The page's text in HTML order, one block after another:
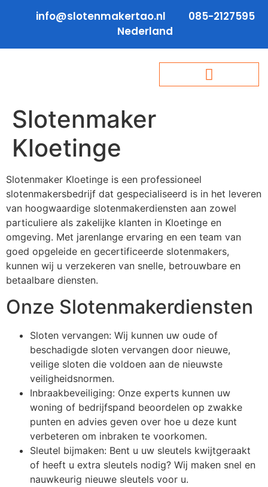
info@slotenmakertao.nl
085-2127595
Nederland
Slotenmaker
Kloetinge
Slotenmaker Kloetinge is een professioneel
slotenmakersbedrijf dat gespecialiseerd is in het leveren
van hoogwaardige slotenmakerdiensten aan zowel
particuliere als zakelijke klanten in Kloetinge en
omgeving. Met jarenlange ervaring en een team van
goed opgeleide en gecertificeerde slotenmakers,
kunnen wij u verzekeren van snelle, betrouwbare en
betaalbare diensten.
Onze Slotenmakerdiensten
Sloten vervangen: Wij kunnen uw oude of
beschadigde sloten vervangen door nieuwe,
veilige sloten die voldoen aan de nieuwste
veiligheidsnormen.
Inbraakbeveiliging: Onze experts kunnen uw
woning of bedrijfspand beoordelen op zwakke
punten en advies geven over hoe u deze kunt
verbeteren om inbraken te voorkomen.
Sleutel bijmaken: Bent u uw sleutels kwijtgeraakt
of heeft u extra sleutels nodig? Wij maken snel en
nauwkeurig nieuwe sleutels voor u.